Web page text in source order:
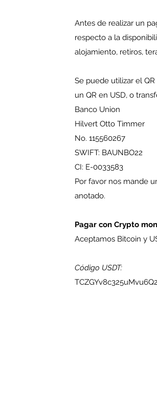
Antes de realizar un
respecto a la
alojamiento, retiros,
Se puede utilizar el
un QR en USD, o
Banco Union
Hilvert Otto Timmer
No. 115560267
SWIFT: BAUNBO22
CI: E-0033583
Por favor nos mande
anotado.
Pagar con Crypto
Aceptamos Bitcoin y
Código USDT: